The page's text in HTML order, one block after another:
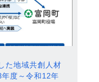
た地域共創人材
度～令和12年